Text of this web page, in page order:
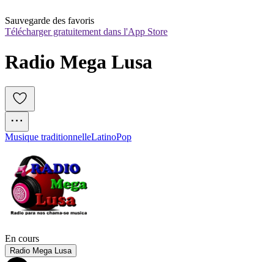
Sauvegarde des favoris
Télécharger gratuitement dans l'App Store
Radio Mega Lusa
Musique traditionnelleLatinoPop
En cours
Radio Mega Lusa